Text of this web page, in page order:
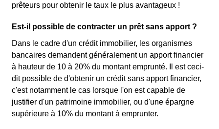
prêteurs pour obtenir le taux le plus avantageux !
Est-il possible de contracter un prêt sans apport ?
Dans le cadre d'un crédit immobilier, les organismes
bancaires demandent généralement un apport financier
à hauteur de 10 à 20% du montant emprunté. Il est ceci-
dit possible de d'obtenir un crédit sans apport financier,
c'est notamment le cas lorsque l'on est capable de
justifier d'un patrimoine immobilier, ou d'une épargne
supérieure à 10% du montant à emprunter.